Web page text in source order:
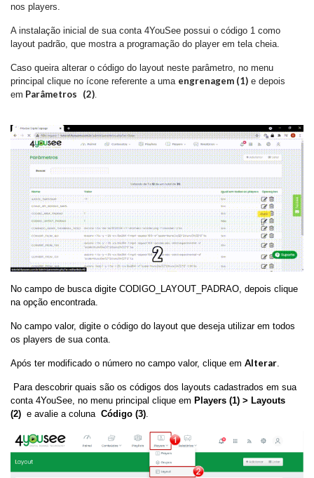
nos players.
A instalação inicial de sua conta 4YouSee possui o código 1 como
layout padrão, que mostra a programação do player em tela cheia.
Caso queira alterar o código do layout neste parâmetro, no menu
principal clique no ícone referente a uma engrenagem (1) e depois
em Parâmetros (2)
No campo de busca digite CODIGO_LAYOUT_PADRAO, depois clique
na opção encontrada.
No campo valor, digite o código do layout que deseja utilizar em todos
os players de sua conta.
Após ter modificado o número no campo valor, clique em Alterar
Para descobrir quais são os códigos dos layouts cadastrados em sua
conta 4YouSee, no menu principal clique em Players (1) > Layouts
(2) e avalie a coluna Código (3)